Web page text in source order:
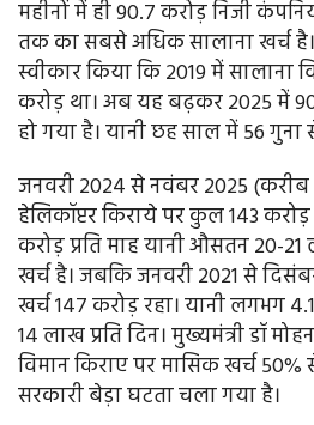
महीनों में ही 90.7 करोड़ निजी
तक का सबसे अधिक सालाना खर्च
स्वीकार किया कि 2019 में सालाना
करोड़ था। अब यह बढ़कर 2025 में
हो गया है। यानी छह साल में 56 गुना
जनवरी 2024 से नवंबर 2025
हेलिकॉप्टर किराये पर कुल 143
करोड़ प्रति माह यानी औसतन 20-
खर्च है। जबकि जनवरी 2021 से
खर्च 147 करोड़ रहा। यानी लगभग
14 लाख प्रति दिन। मुख्यमंत्री डॉ
विमान किराए पर मासिक खर्च
सरकारी बेड़ा घटता चला गया है।